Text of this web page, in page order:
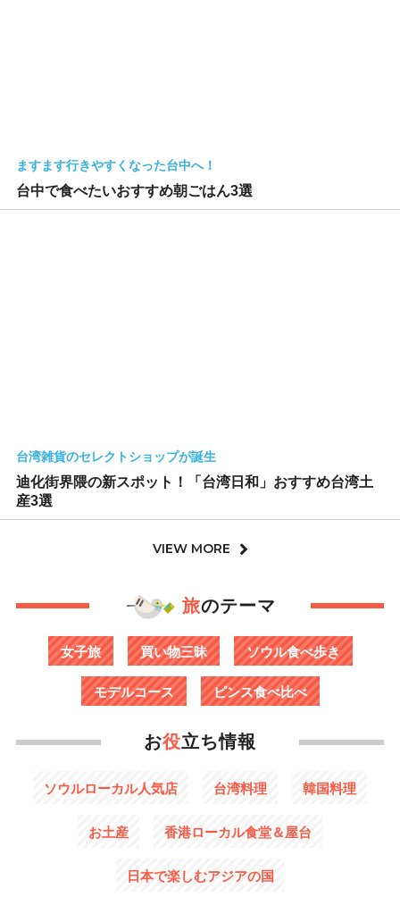
ますます行きやすくなった台中へ！
台中で食べたいおすすめ朝ごはん3選
台湾雑貨のセレクトショップが誕生
迪化街界隈の新スポット！「台湾日和」おすすめ台湾土
産3選
VIEW MORE
旅のテーマ
女子旅 買い物三昧 ソウル食べ歩き
モデルコース ピンス食べ比べ
お役立ち情報
ソウルローカル人気店 台湾料理 韓国料理
お土産 香港ローカル食堂＆屋台
日本で楽しむアジアの国